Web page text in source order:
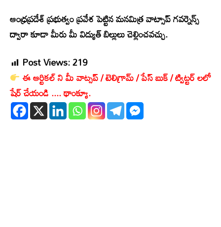
ఆంధ్రప్రదేశ్ ప్రభుత్వం ప్రవేశ పెట్టిన మనమిత్ర వాట్సాప్‌ గవర్నెన్స్‌
ద్వారా కూడా మీరు మీ విద్యుత్ బిల్లులు చెల్లించవచ్చు.
Post Views:219
ఈ ఆర్టికల్ ని మీ వాట్సప్ / టెలిగ్రామ్ / పేస్ బుక్ / ట్విట్టర్ లలో
షేర్ చేయండి .... థాంక్యూ.